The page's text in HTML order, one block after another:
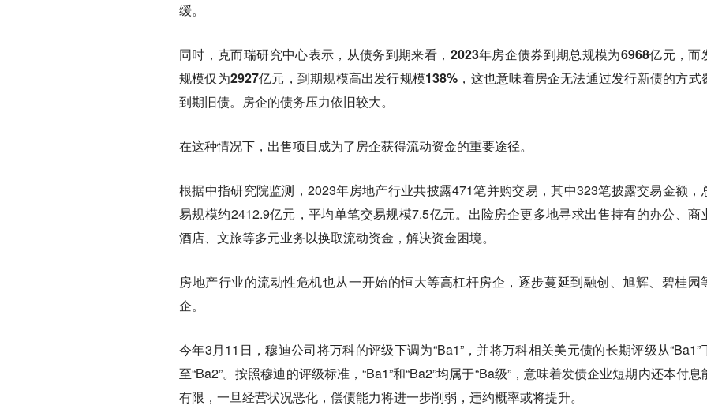
缓。
同时，克而瑞研究中心表示， 从债务到期来看，2023年房企债券到期总规模为6968亿元，而
规模仅为2927亿元，到期规模高出发行规模138%，这也意味着房企无法通过发行新债的方式
到期旧债。房企的债务压力依旧较大。
在这种情况下，出售项目成为了房企获得流动资金的重要途径。
根据中指研究院监测，2023年房地产行业共披露471笔并购交易，其中323笔披露交易金额，
易规模约2412.9亿元，平均单笔交易规模7.5亿元。出险房企更多地寻求出售持有的办公、商
酒店、文旅等多元业务以换取流动资金，解决资金困境。
房地产行业的流动性危机也从一开始的恒大等高杠杆房企，逐步蔓延到融创、旭辉、碧桂园
企。
今年3月11日，穆迪公司将万科的评级下调为“Ba1”，并将万科相关美元债的长期评级从“Ba1”
至“Ba2”。按照穆迪的评级标准，“Ba1”和“Ba2”均属于“Ba级”，意味着发债企业短期内还本付息
有限，一旦经营状况恶化，偿债能力将进一步削弱，违约概率或将提升。